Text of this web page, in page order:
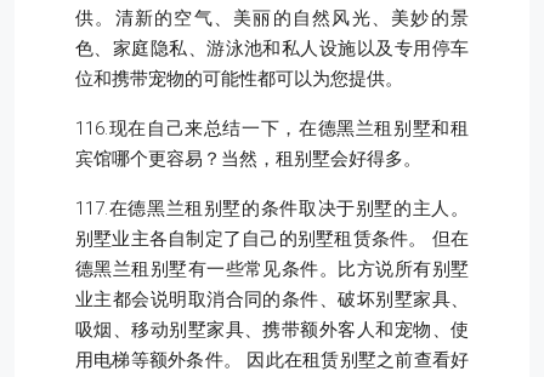
供。清新的空气、美丽的自然风光、美妙的景
色、家庭隐私、游泳池和私人设施以及专用停车
位和携带宠物的可能性都可以为您提供。
116.现在自己来总结一下，在德黑兰租别墅和租
宾馆哪个更容易？当然，租别墅会好得多。
117.在德黑兰租别墅的条件取决于别墅的主人。
别墅业主各自制定了自己的别墅租赁条件。 但在
德黑兰租别墅有一些常见条件。比方说所有别墅
业主都会说明取消合同的条件、破坏别墅家具、
吸烟、移动别墅家具、携带额外客人和宠物、使
用电梯等额外条件。 因此在租赁别墅之前查看好